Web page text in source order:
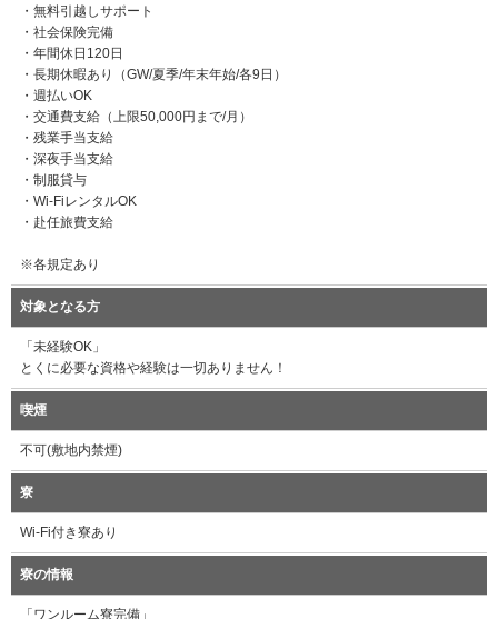
・無料引越しサポート
・社会保険完備
・年間休日120日
・長期休暇あり（GW/夏季/年末年始/各9日）
・週払いOK
・交通費支給（上限50,000円まで/月）
・残業手当支給
・深夜手当支給
・制服貸与
・Wi-FiレンタルOK
・赴任旅費支給
※各規定あり
対象となる方
「未経験OK」
とくに必要な資格や経験は一切ありません！
喫煙
不可(敷地内禁煙)
寮
Wi-Fi付き寮あり
寮の情報
「ワンルーム寮完備」